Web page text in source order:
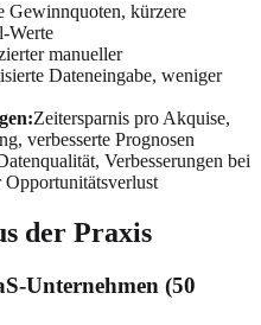
Gewinnquoten, kürzere
Werte
manueller
Dateneingabe, weniger
Zeitersparnis pro Akquise,
verbesserte Prognosen
Verbesserungen bei
der Praxis
Unternehmen (50